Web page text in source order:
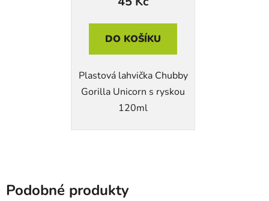
DO KOŠÍKU
Plastová lahvička Chubby
Gorilla Unicorn s ryskou
120ml
Podobné produkty